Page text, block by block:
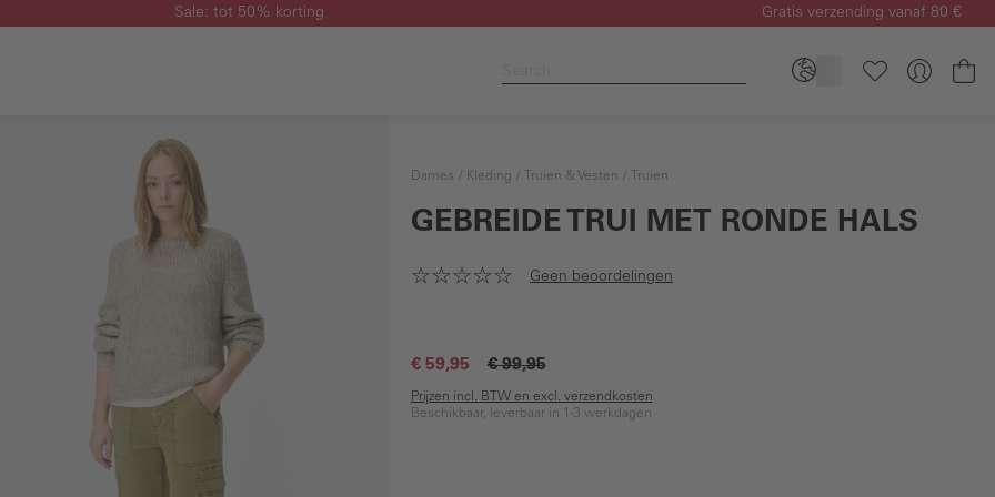
Sale: tot 50% korting Gratis verzending vanaf 80 €
Dames Kleding Truien & Vesten Truien
GEBREIDE TRUI MET RONDE HALS
Geen beoordelingen
€ 59,95 € 99,95
Prijzen incl. BTW en excl. verzendkosten
Beschikbaar, leverbaar in 1-3 werkdagen